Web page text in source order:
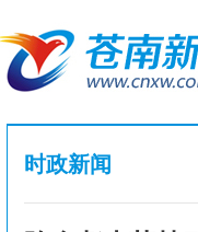
时政新闻